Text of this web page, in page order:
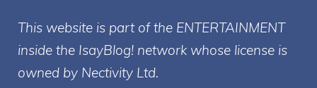
This website is part of the ENTERTAINMENT
inside the IsayBlog! network whose license is
owned by Nectivity Ltd.